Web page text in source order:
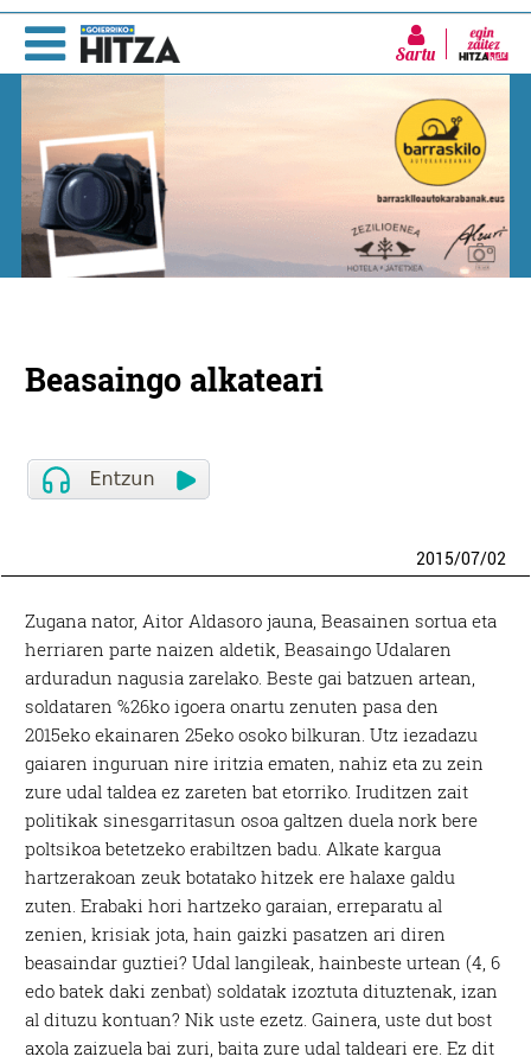
Sartu
Beasaingo alkateari
2015/07/02
Zugana nator, Aitor Aldasoro jauna, Beasainen sortua eta
herriaren parte naizen aldetik, Beasaingo Udalaren
arduradun nagusia zarelako. Beste gai batzuen artean,
soldataren %26ko igoera onartu zenuten pasa den
2015eko ekainaren 25eko osoko bilkuran. Utz iezadazu
gaiaren inguruan nire iritzia ematen, nahiz eta zu zein
zure udal taldea ez zareten bat etorriko. Iruditzen zait
politikak sinesgarritasun osoa galtzen duela nork bere
poltsikoa betetzeko erabiltzen badu. Alkate kargua
hartzerakoan zeuk botatako hitzek ere halaxe galdu
zuten. Erabaki hori hartzeko garaian, erreparatu al
zenien, krisiak jota, hain gaizki pasatzen ari diren
beasaindar guztiei? Udal langileak, hainbeste urtean (4, 6
edo batek daki zenbat) soldatak izoztuta dituztenak, izan
al dituzu kontuan? Nik uste ezetz. Gainera, uste dut bost
axola zaizuela bai zuri, baita zure udal taldeari ere. Ez dit